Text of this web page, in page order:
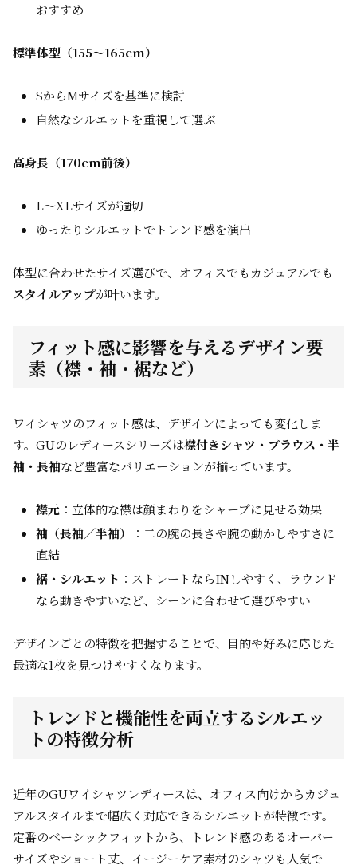
おすすめ
標準体型（155〜165cm）
SからMサイズを基準に検討
自然なシルエットを重視して選ぶ
高身長（170cm前後）
L～XLサイズが適切
ゆったりシルエットでトレンド感を演出
体型に合わせたサイズ選びで、オフィスでもカジュアルでも
スタイルアップが叶います。
フィット感に影響を与えるデザイン要
素（襟・袖・裾など）
ワイシャツのフィット感は、デザインによっても変化しま
す。GUのレディースシリーズは襟付きシャツ・ブラウス・半
袖・長袖など豊富なバリエーションが揃っています。
襟元 ：立体的な襟は顔まわりをシャープに見せる効果
袖（長袖／半袖）
：二の腕の長さや腕の動かしやすさに
直結
裾・シルエット ：ストレートならINしやすく、ラウンド
なら動きやすいなど、シーンに合わせて選びやすい
デザインごとの特徴を把握することで、目的や好みに応じた
最適な1枚を見つけやすくなります。
トレンドと機能性を両立するシルエッ
トの特徴分析
近年のGUワイシャツレディースは、オフィス向けからカジュ
アルスタイルまで幅広く対応できるシルエットが特徴です。
定番のベーシックフィットから、トレンド感のあるオーバー
サイズやショート丈、イージーケア素材のシャツも人気で